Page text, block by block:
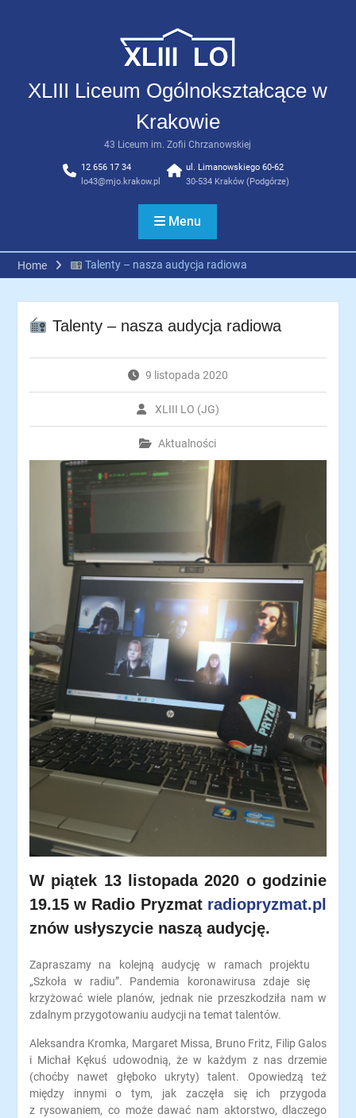
XLIII Liceum Ogólnokształcące w
Krakowie
43 Liceum im. Zofii Chrzanowskiej
12 656 17 34
lo43@mjo.krakow.pl
ul. Limanowskiego 60-62
30-534 Kraków (Podgórze)
Menu
Home Talenty – nasza audycja radiowa
Talenty – nasza audycja radiowa
9 listopada 2020
XLIII LO (JG)
Aktualności
W piątek 13 listopada 2020 o godzinie
19.15 w Radio Pryzmat radiopryzmat.pl
znów usłyszycie naszą audycję.
Zapraszamy na kolejną audycję w ramach projektu
„Szkoła w radiu”. Pandemia koronawirusa zdaje się
krzyżować wiele planów, jednak nie przeszkodziła nam w
zdalnym przygotowaniu audycji na temat talentów.
Aleksandra Kromka, Margaret Missa, Bruno Fritz, Filip Galos
i Michał Kękuś udowodnią, że w każdym z nas drzemie
(choćby nawet głęboko ukryty) talent. Opowiedzą też
między innymi o tym, jak zaczęła się ich przygoda
z rysowaniem, co może dawać nam aktorstwo, dlaczego